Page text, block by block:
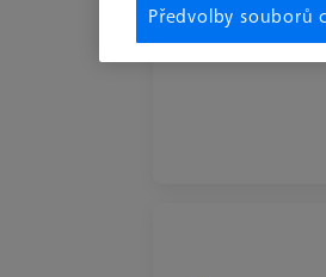
Předvolby souborů